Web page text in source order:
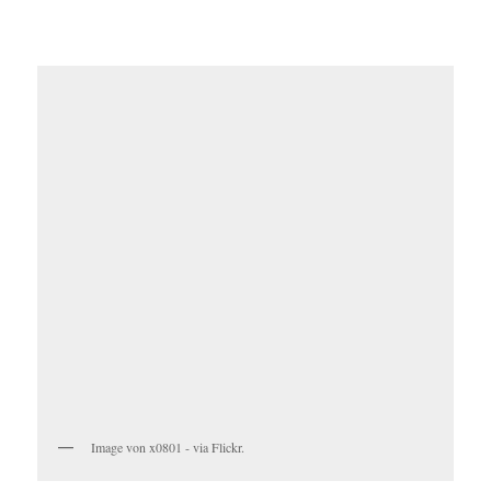
Image von x0801 - via Flickr.